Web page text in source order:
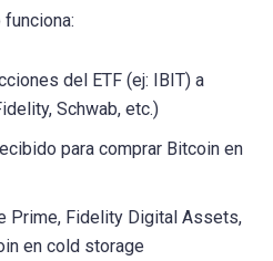
del ETF (ej: IBIT) a
Schwab, etc.)
para comprar Bitcoin en
Prime, Fidelity Digital Assets,
en cold storage